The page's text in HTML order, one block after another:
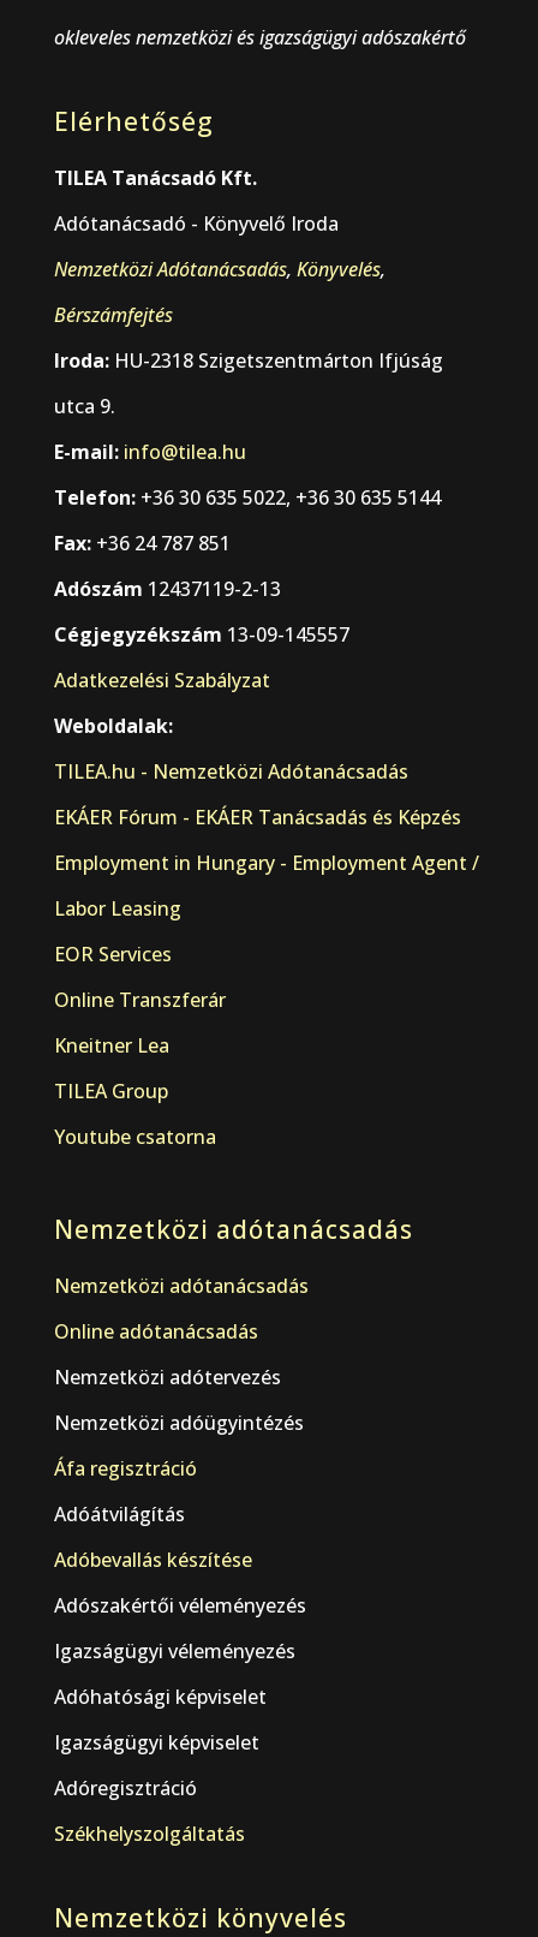
okleveles nemzetközi és igazságügyi adószakértő
Elérhetőség
TILEA Tanácsadó Kft.
Adótanácsadó - Könyvelő Iroda
Nemzetközi Adótanácsadás, Könyvelés,
Bérszámfejtés
Iroda: HU-2318 Szigetszentmárton Ifjúság
utca 9.
E-mail: info@tilea.hu
Telefon:+36 30 635 5022, +36 30 635 5144
Fax:+36 24 787 851
Adószám 12437119-2-13
Cégjegyzékszám 13-09-145557
Adatkezelési Szabályzat
Weboldalak:
TILEA.hu - Nemzetközi Adótanácsadás
EKÁER Fórum - EKÁER Tanácsadás és Képzés
Employment in Hungary - Employment Agent /
Labor Leasing
EOR Services
Online Transzferár
Kneitner Lea
TILEA Group
Youtube csatorna
Nemzetközi adótanácsadás
Nemzetközi adótanácsadás
Online adótanácsadás
Nemzetközi adótervezés
Nemzetközi adóügyintézés
Áfa regisztráció
Adóátvilágítás
Adóbevallás készítése
Adószakértői véleményezés
Igazságügyi véleményezés
Adóhatósági képviselet
Igazságügyi képviselet
Adóregisztráció
Székhelyszolgáltatás
Nemzetközi könyvelés